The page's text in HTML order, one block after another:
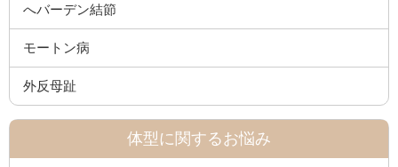
へバーデン結節
モートン病
外反母趾
体型に関するお悩み